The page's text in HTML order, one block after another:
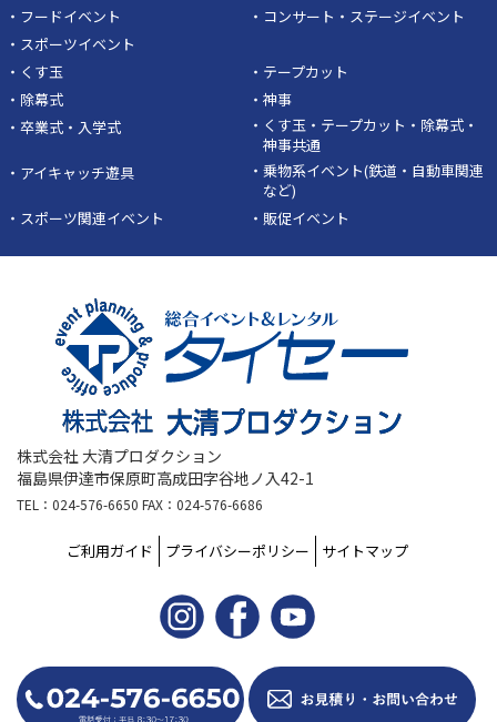
・フードイベント
・コンサート・ステージイベント
・スポーツイベント
・くす玉
・テープカット
・除幕式
・神事
・卒業式・入学式
・くす玉・テープカット・除幕式・
神事共通
・アイキャッチ遊具
・乗物系イベント(鉄道・自動車関連
など)
・スポーツ関連イベント
・販促イベント
株式会社 大清プロダクション
福島県伊達市保原町高成田字谷地ノ入42-1
TEL：024-576-6650 FAX：024-576-6686
ご利用ガイド プライバシーポリシー サイトマップ